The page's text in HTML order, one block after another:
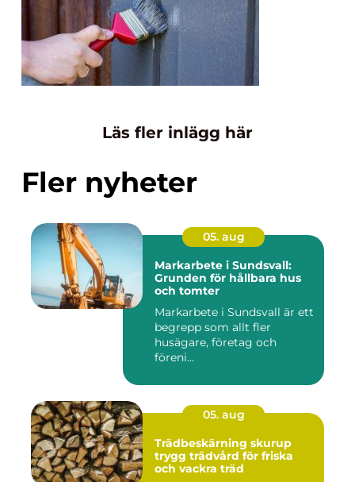
Läs fler inlägg här
Fler nyheter
05. aug
Markarbete i Sundsvall:
Grunden för hållbara hus
och tomter
Markarbete i Sundsvall är ett
begrepp som allt fler
husägare, företag och
föreni...
05. aug
Trädbeskärning skurup
trygg trädvård för friska
och vackra träd